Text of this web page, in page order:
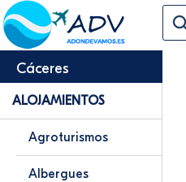
Cáceres
ALOJAMIENTOS
Agroturismos
Albergues